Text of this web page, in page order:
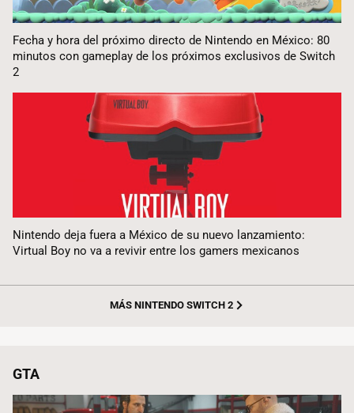
Fecha y hora del próximo directo de Nintendo en México: 80
minutos con gameplay de los próximos exclusivos de Switch
2
Nintendo deja fuera a México de su nuevo lanzamiento:
Virtual Boy no va a revivir entre los gamers mexicanos
MÁS NINTENDO SWITCH 2
GTA